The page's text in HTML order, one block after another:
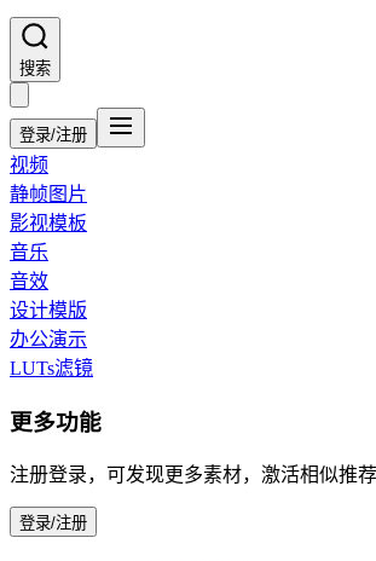
搜索
登录/注册
视频
静帧图片
影视模板
音乐
音效
设计模版
办公演示
LUTs滤镜
更多功能
注册登录，可发现更多素材，激活相似推荐
登录/注册